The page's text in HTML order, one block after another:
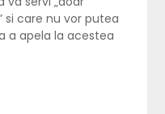
care nu vor putea
a apela la acestea